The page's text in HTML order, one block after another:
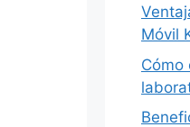
Móvil
Cómo